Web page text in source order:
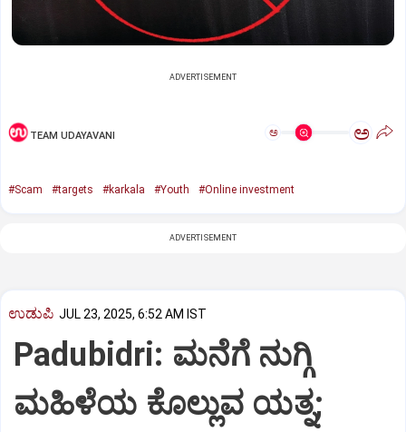
ADVERTISEMENT
TEAM UDAYAVANI ಅ ಅ
#Scam #targets #karkala #Youth #Online investment
ADVERTISEMENT
ಉಡುಪಿ JUL 23, 2025, 6:52 AM IST
Padubidri: ಮನೆಗೆ ನುಗ್ಗಿ
ಮಹಿಳೆಯ ಕೊಲ್ಲುವ ಯತ್ನ;